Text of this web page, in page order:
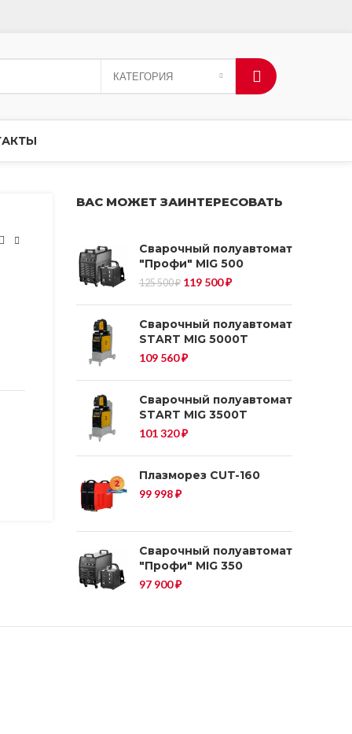
КАТЕГОРИЯ
ВАС МОЖЕТ ЗАИНТЕРЕСОВАТЬ
Сварочный полуавтомат
"Профи" MIG 500
125 500₽ Первоначальная
цена
125
119 500₽Текущая
500 ₽.
Сварочный полуавтомат
START MIG 5000T
109 560₽
Сварочный полуавтомат
START MIG 3500T
101 320₽
Плазморез CUT-160
99 998₽
Сварочный полуавтомат
"Профи" MIG 350
97 900₽